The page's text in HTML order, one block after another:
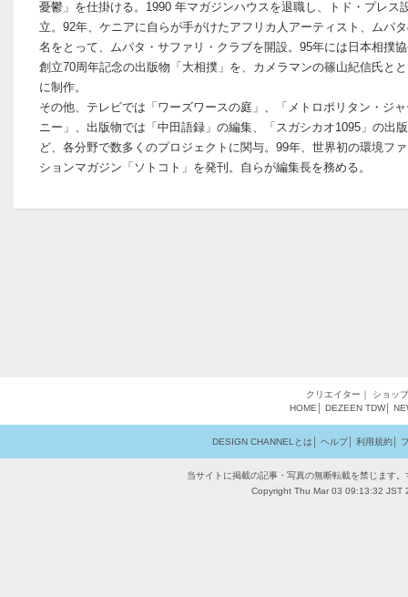
憂鬱」を仕掛ける。1990 年マガジンハウスを退職し、トド・プレス
立。92年、ケニアに自らが手がけたアフリカ人アーティスト、ムパ
名をとって、ムパタ・サファリ・クラブを開設。95年には日本相撲
創立70周年記念の出版物「大相撲」を、カメラマンの篠山紀信氏と
に制作。
その他、テレビでは「ワーズワースの庭」、「メトロポリタン・ジ
ニー」、出版物では「中田語録」の編集、「スガシカオ1095」の出
ど、各分野で数多くのプロジェクトに関与。99年、世界初の環境フ
ションマガジン「ソトコト」を発刊。自らが編集長を務める。
クリエイター ｜ ショップ
HOME
DEZEEN TDW│
DESIGN CHANNELとは ヘルプ│ 利用規約│
当サイトに掲載の記事・写真の無断転載を禁じます
Copyright Thu Mar 03 09:13:32 JST